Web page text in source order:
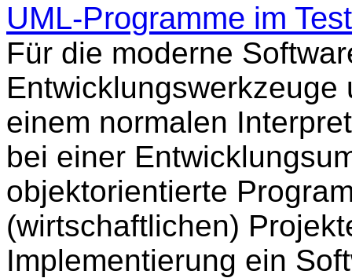
UML-Programme im Test
Für die moderne
einem normalen
bei einer
objektorientierte
(wirtschaftlichen)
Implementierung ein